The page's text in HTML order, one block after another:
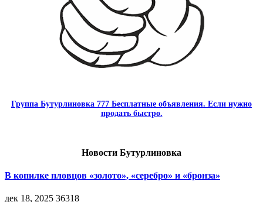
Группа Бутурлиновка 777 Бесплатные объявления. Если нужно
продать быстро.
Новости Бутурлиновка
В копилке пловцов «золото», «серебро» и «бронза»
дек 18, 2025 36318